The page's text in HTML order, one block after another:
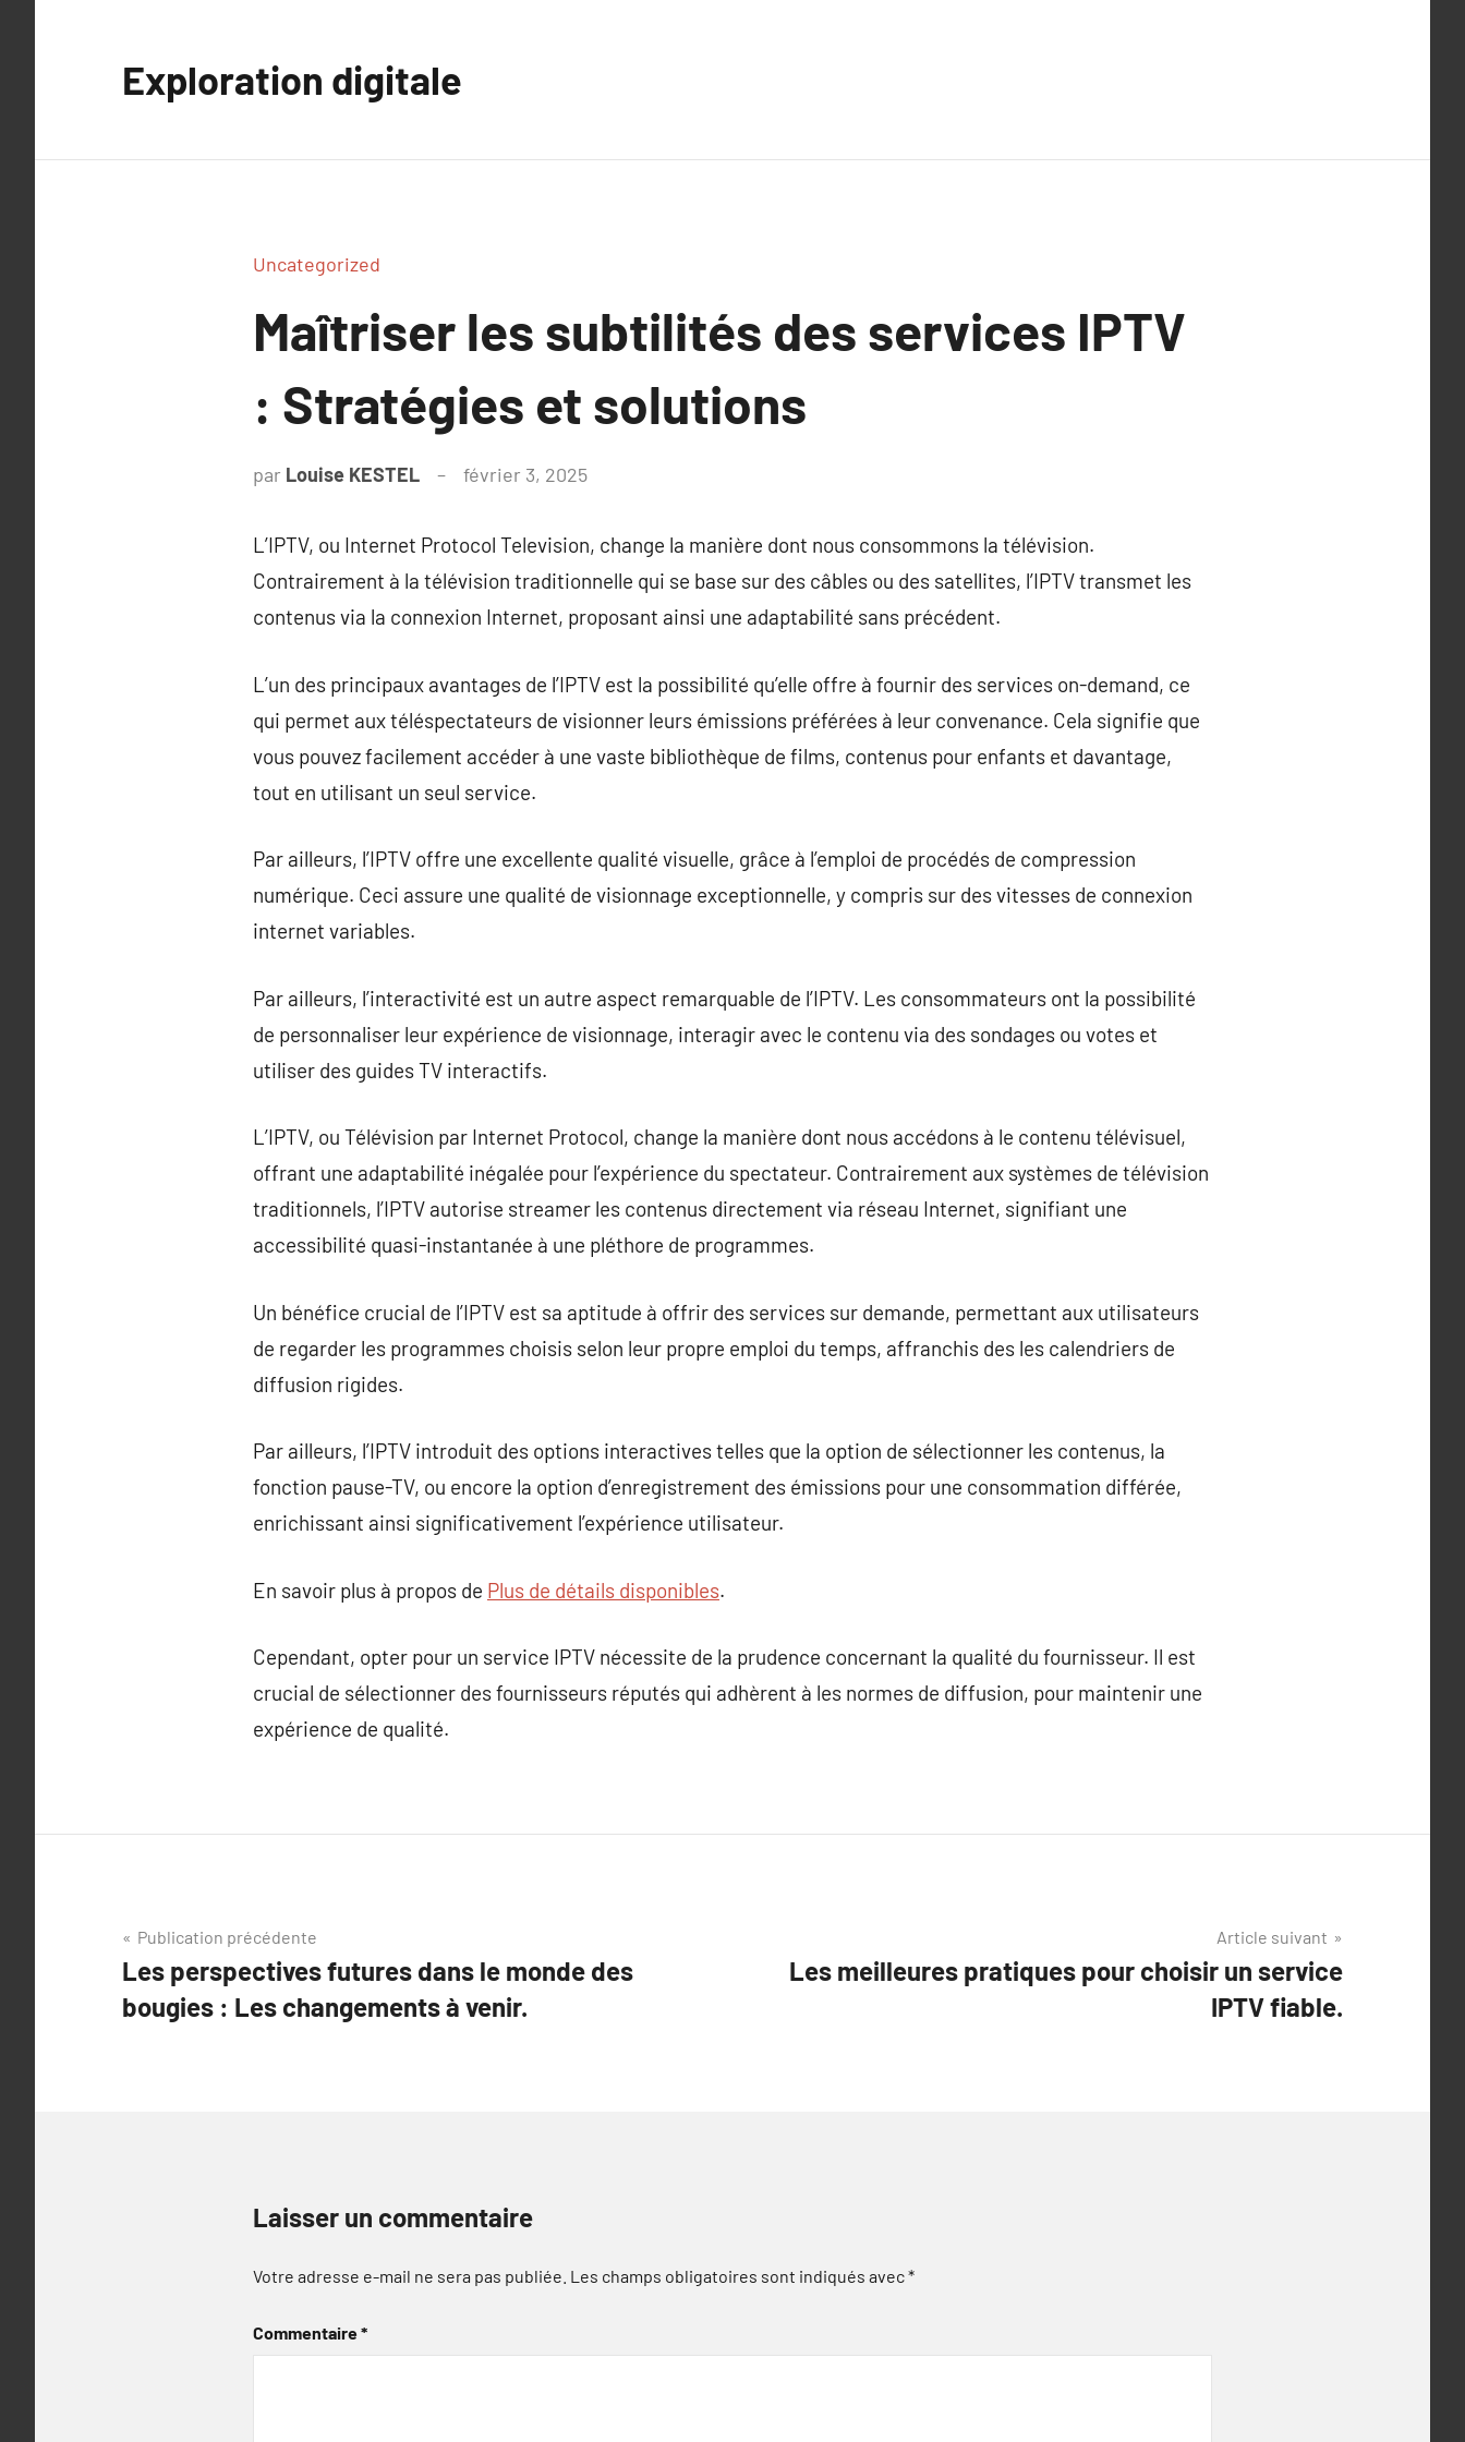
Exploration digitale
Uncategorized
Maîtriser les subtilités des services IPTV
: Stratégies et solutions
par Louise KESTEL février 3, 2025
L’IPTV, ou Internet Protocol Television, change la manière dont nous consommons la télévision.
Contrairement à la télévision traditionnelle qui se base sur des câbles ou des satellites, l’IPTV transmet les
contenus via la connexion Internet, proposant ainsi une adaptabilité sans précédent.
L’un des principaux avantages de l’IPTV est la possibilité qu’elle offre à fournir des services on-demand, ce
qui permet aux téléspectateurs de visionner leurs émissions préférées à leur convenance. Cela signifie que
vous pouvez facilement accéder à une vaste bibliothèque de films, contenus pour enfants et davantage,
tout en utilisant un seul service.
Par ailleurs, l’IPTV offre une excellente qualité visuelle, grâce à l’emploi de procédés de compression
numérique. Ceci assure une qualité de visionnage exceptionnelle, y compris sur des vitesses de connexion
internet variables.
Par ailleurs, l’interactivité est un autre aspect remarquable de l’IPTV. Les consommateurs ont la possibilité
de personnaliser leur expérience de visionnage, interagir avec le contenu via des sondages ou votes et
utiliser des guides TV interactifs.
L’IPTV, ou Télévision par Internet Protocol, change la manière dont nous accédons à le contenu télévisuel,
offrant une adaptabilité inégalée pour l’expérience du spectateur. Contrairement aux systèmes de télévision
traditionnels, l’IPTV autorise streamer les contenus directement via réseau Internet, signifiant une
accessibilité quasi-instantanée à une pléthore de programmes.
Un bénéfice crucial de l’IPTV est sa aptitude à offrir des services sur demande, permettant aux utilisateurs
de regarder les programmes choisis selon leur propre emploi du temps, affranchis des les calendriers de
diffusion rigides.
Par ailleurs, l’IPTV introduit des options interactives telles que la option de sélectionner les contenus, la
fonction pause-TV, ou encore la option d’enregistrement des émissions pour une consommation différée,
enrichissant ainsi significativement l’expérience utilisateur.
En savoir plus à propos de Plus de détails disponibles.
Cependant, opter pour un service IPTV nécessite de la prudence concernant la qualité du fournisseur. Il est
crucial de sélectionner des fournisseurs réputés qui adhèrent à les normes de diffusion, pour maintenir une
expérience de qualité.
Navigation
de
l’article
Publication précédente
Les perspectives futures dans le monde des
bougies : Les changements à venir.
Article suivant
Les meilleures pratiques pour choisir un service
IPTV fiable.
Laisser un commentaire
Votre adresse e-mail ne sera pas publiée. Les champs obligatoires sont indiqués avec*
Commentaire*